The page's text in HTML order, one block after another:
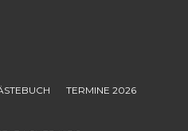
TERMINE 2026